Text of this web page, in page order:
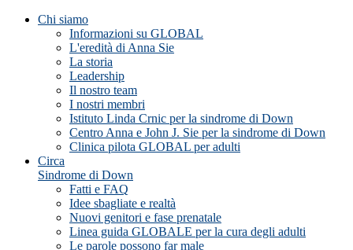
Chi siamo
Informazioni su GLOBAL
L'eredità di Anna Sie
La storia
Leadership
Il nostro team
I nostri membri
Istituto Linda Crnic per la sindrome di Down
Centro Anna e John J. Sie per la sindrome di Down
Clinica pilota GLOBAL per adulti
Circa
Sindrome di Down
Fatti e FAQ
Idee sbagliate e realtà
Nuovi genitori e fase prenatale
Linea guida GLOBALE per la cura degli adulti
Le parole possono far male